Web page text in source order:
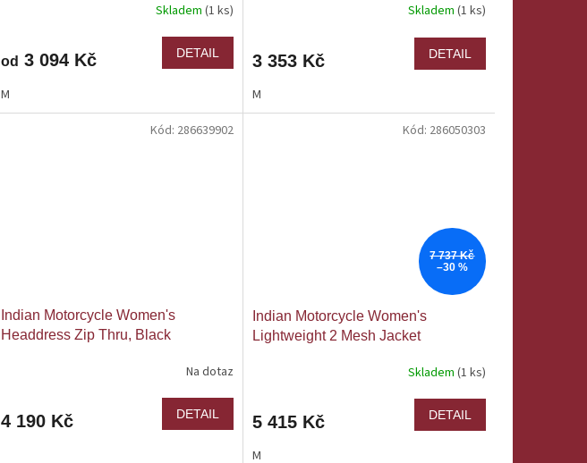
Skladem (1 ks)
od 3 094 Kč DETAIL
M
Skladem (1 ks)
3 353 Kč DETAIL
M
Indian Motorcycle Women's
Headdress Zip Thru, Black
Na dotaz
4 190 Kč DETAIL
Kód: 286639902
7 737 Kč
–30 %
Indian Motorcycle Women's
Lightweight 2 Mesh Jacket
Skladem (1 ks)
5 415 Kč DETAIL
M
Kód: 286050303